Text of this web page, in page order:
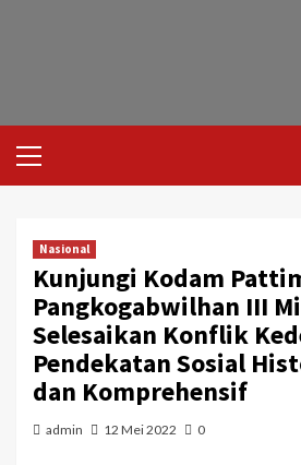
Nasional
Kunjungi Kodam
Pangkogabwilhan III
Selesaikan Konflik
Pendekatan Sosial
dan Komprehensif
admin 12 Mei 2022 0